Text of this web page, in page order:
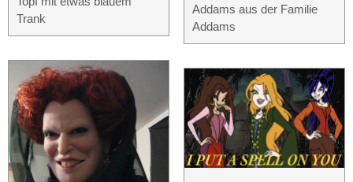
Trank
Addams aus der Familie
Addams